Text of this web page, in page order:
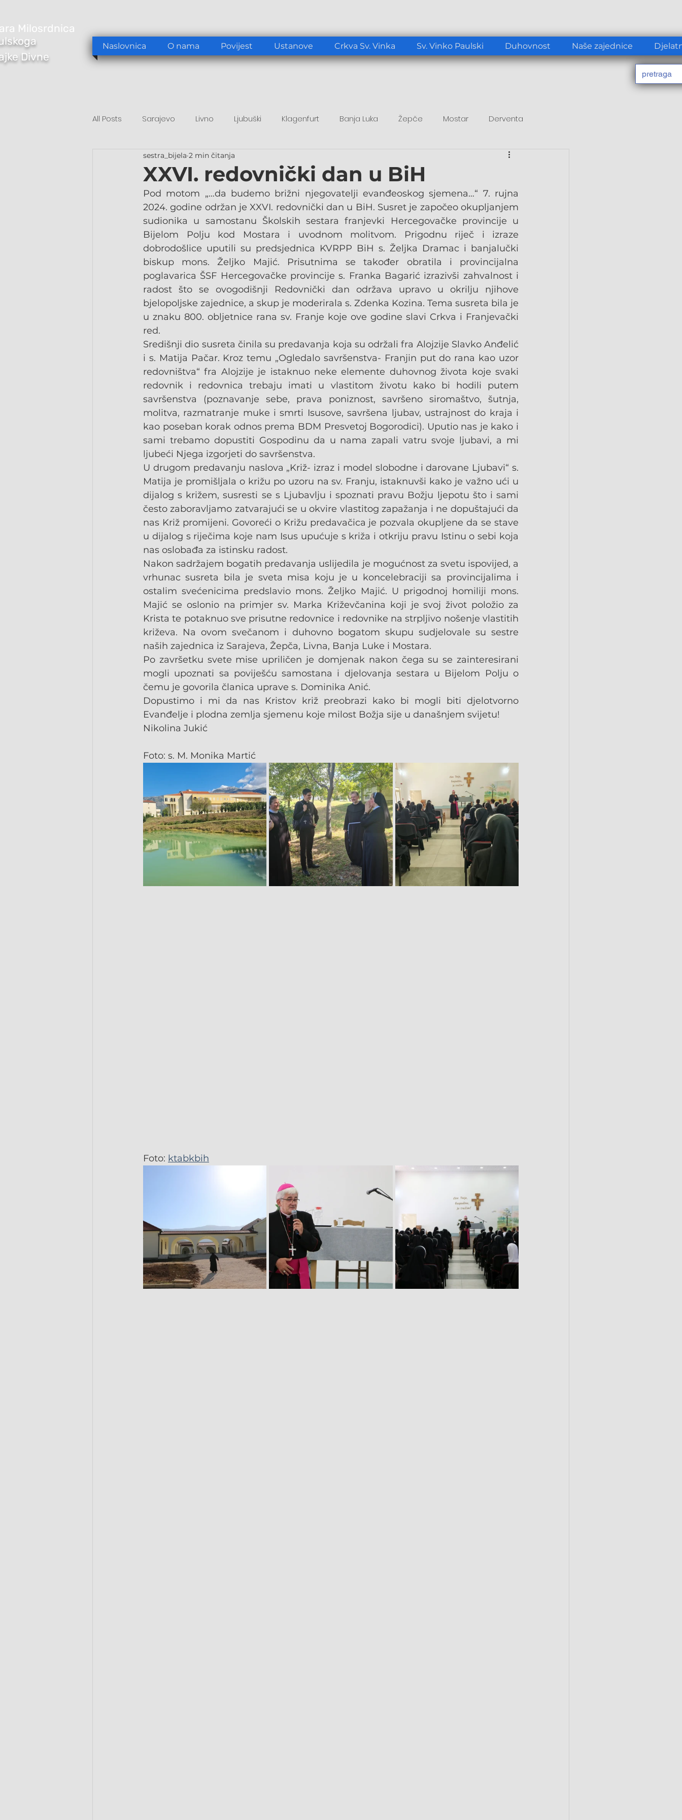
Naslovnica O nama Povijest Ustanove Crkva Sv. Vinka Sv. Vinko Paulski Duhovnost Naše zajednice
Milosrdnica
Divne
All Posts Sarajevo Livno Ljubuški Klagenfurt Banja Luka Žepče Mostar Derventa
Tomislavgrad Sarajevo/Stup
XXVI. redovnički dan u BiH
sestra_bijela 2 min čitanja
Pod motom „…da budemo brižni njegovatelji evanđeoskog sjemena…“ 7. rujna
2024. godine održan je XXVI. redovnički dan u BiH. Susret je započeo okupljanjem
sudionika u samostanu Školskih sestara franjevki Hercegovačke provincije u
Bijelom Polju kod Mostara i uvodnom molitvom. Prigodnu riječ i izraze
dobrodošlice uputili su predsjednica KVRPP BiH s. Željka Dramac i banjalučki
biskup mons. Željko Majić. Prisutnima se također obratila i provincijalna
poglavarica ŠSF Hercegovačke provincije s. Franka Bagarić izrazivši zahvalnost i
radost što se ovogodišnji Redovnički dan održava upravo u okrilju njihove
bjelopoljske zajednice, a skup je moderirala s. Zdenka Kozina. Tema susreta bila je
u znaku 800. obljetnice rana sv. Franje koje ove godine slavi Crkva i Franjevački
red.
Središnji dio susreta činila su predavanja koja su održali fra Alojzije Slavko Anđelić
i s. Matija Pačar. Kroz temu „Ogledalo savršenstva- Franjin put do rana kao uzor
redovništva“ fra Alojzije je istaknuo neke elemente duhovnog života koje svaki
redovnik i redovnica trebaju imati u vlastitom životu kako bi hodili putem
savršenstva (poznavanje sebe, prava poniznost, savršeno siromaštvo, šutnja,
molitva, razmatranje muke i smrti Isusove, savršena ljubav, ustrajnost do kraja i
kao poseban korak odnos prema BDM Presvetoj Bogorodici). Uputio nas je kako i
sami trebamo dopustiti Gospodinu da u nama zapali vatru svoje ljubavi, a mi
ljubeći Njega izgorjeti do savršenstva.
U drugom predavanju naslova „Križ- izraz i model slobodne i darovane Ljubavi“ s.
Matija je promišljala o križu po uzoru na sv. Franju, istaknuvši kako je važno ući u
dijalog s križem, susresti se s Ljubavlju i spoznati pravu Božju ljepotu što i sami
često zaboravljamo zatvarajući se u okvire vlastitog zapažanja i ne dopuštajući da
nas Križ promijeni. Govoreći o Križu predavačica je pozvala okupljene da se stave
u dijalog s riječima koje nam Isus upućuje s križa i otkriju pravu Istinu o sebi koja
nas oslobađa za istinsku radost.
Nakon sadržajem bogatih predavanja uslijedila je mogućnost za svetu ispovijed, a
vrhunac susreta bila je sveta misa koju je u koncelebraciji sa provincijalima i
ostalim svećenicima predslavio mons. Željko Majić. U prigodnoj homiliji mons.
Majić se oslonio na primjer sv. Marka Križevčanina koji je svoj život položio za
Krista te potaknuo sve prisutne redovnice i redovnike na strpljivo nošenje vlastitih
križeva. Na ovom svečanom i duhovno bogatom skupu sudjelovale su sestre
naših zajednica iz Sarajeva, Žepča, Livna, Banja Luke i Mostara.
Po završetku svete mise upriličen je domjenak nakon čega su se zainteresirani
mogli upoznati sa poviješću samostana i djelovanja sestara u Bijelom Polju o
čemu je govorila članica uprave s. Dominika Anić.
Dopustimo i mi da nas Kristov križ preobrazi kako bi mogli biti djelotvorno
Evanđelje i plodna zemlja sjemenu koje milost Božja sije u današnjem svijetu!
Nikolina Jukić
Foto: s. M. Monika Martić
Foto: ktabkbih